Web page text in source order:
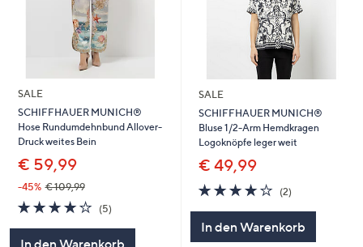
SALE
SCHIFFHAUER MUNICH®
Hose Rundumdehnbund Allover-
Druck weites Bein
€ 59,99
-45% € 109,99
4.2
von
(5)5
SALE
SCHIFFHAUER MUNICH®
Bluse 1/2-Arm Hemdkragen
Logoknöpfe leger weit
€ 49,99
4.0
von
(2)2
In den Warenkorb